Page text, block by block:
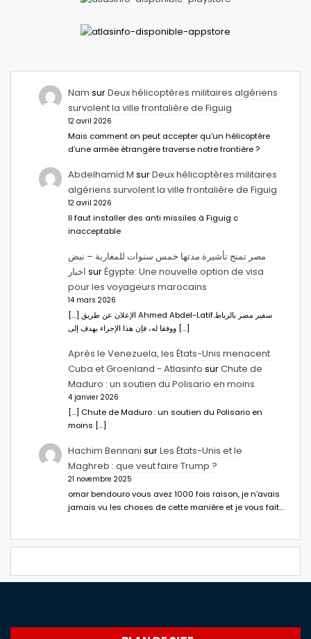
Nam surDeux hélicoptères militaires algériens
survolent la ville frontalière de Figuig
12 avril 2026
Mais comment on peut accepter qu’un hélicoptère
d’une armée étrangère traverse notre frontière ?
Abdelhamid M surDeux hélicoptères militaires
algériens survolent la ville frontalière de Figuig
12 avril 2026
Il faut installer des anti missiles à Figuig c
inacceptable
مصر تمنح تأشيرة مدتها خمس سنوات للمغاربة – نبض
اخبار surÉgypte: Une nouvelle option de visa
pour les voyageurs marocains
14 mars 2026
[…] الإعلان عن طريق Ahmed Abdel-Latifسفير مصر بالرباط.
ووفقا له، فإن هذا الإجراء يهدف إلى […]
Après le Venezuela, les États-Unis menacent
Cuba et Groenland - Atlasinfo surChute de
Maduro : un soutien du Polisario en moins
4 janvier 2026
[…] Chute de Maduro : un soutien du Polisario en
moins […]
Hachim Bennani surLes États-Unis et le
Maghreb : que veut faire Trump ?
21 novembre 2025
omar bendouro vous avez 1000 fois raison, je n'avais
jamais vu les choses de cette manière et je vous fait…